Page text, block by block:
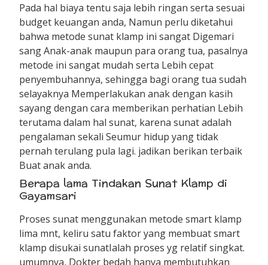
Pada hal biaya tentu saja lebih ringan serta sesuai
budget keuangan anda, Namun perlu diketahui
bahwa metode sunat klamp ini sangat Digemari
sang Anak-anak maupun para orang tua, pasalnya
metode ini sangat mudah serta Lebih cepat
penyembuhannya, sehingga bagi orang tua sudah
selayaknya Memperlakukan anak dengan kasih
sayang dengan cara memberikan perhatian Lebih
terutama dalam hal sunat, karena sunat adalah
pengalaman sekali Seumur hidup yang tidak
pernah terulang pula lagi. jadikan berikan terbaik
Buat anak anda.
Berapa lama Tindakan Sunat Klamp di
Gayamsari
Proses sunat menggunakan metode smart klamp
lima mnt, keliru satu faktor yang membuat smart
klamp disukai sunatIalah proses yg relatif singkat.
umumnya, Dokter bedah hanya membutuhkan